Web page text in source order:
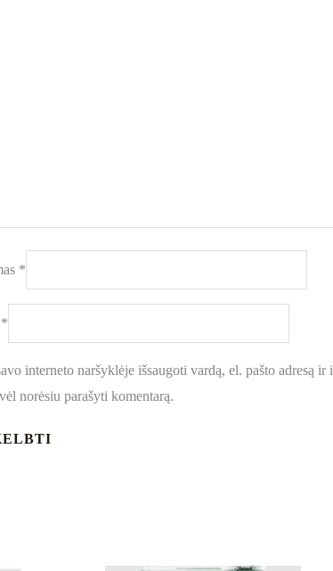
*
*
interneto naršyklėje išsaugoti vardą, el. pašto adresą
norėsiu parašyti komentarą.